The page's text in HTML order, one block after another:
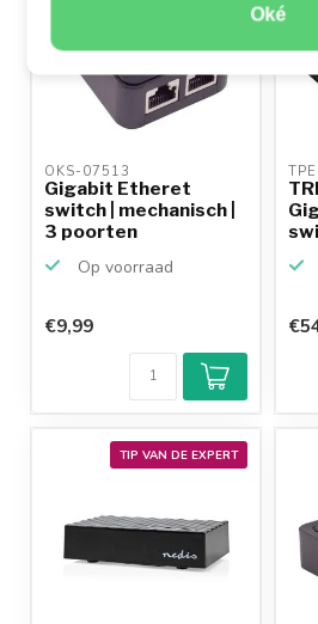
Oké
OKS-07513
Gigabit Etheret
switch | mechanisch |
3 poorten
Op voorraad
€9,99
TIP VAN DE EXPERT